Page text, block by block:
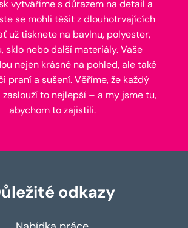
vytváříme s důrazem na detail a
se mohli těšit z dlouhotrvajících
už tisknete na bavlnu, polyester,
sklo nebo další materiály. Vaše
nejen krásné na pohled, ale také
praní a sušení. Věříme, že každý
zaslouží to nejlepší – a my jsme tu,
abychom to zajistili.
odkazy